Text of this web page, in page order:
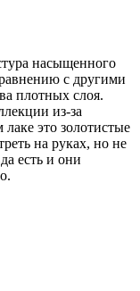
насыщенного
с другими
плотных слоя.
из-за
это золотистые
на руках, но не
есть и они